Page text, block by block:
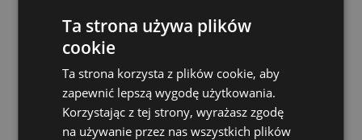
Frame:steel, hot-dip galvanized.
Equipment includes support leg, four
stabilizing supports, wrench for
supports and complete road lighting
according to StVZO.
Show more
Ta strona używa plików
cookie
Ta strona korzysta z plików cookie, aby
zapewnić lepszą wygodę użytkowania.
Korzystając z tej strony, wyrażasz zgodę
na używanie przez nas wszystkich plików